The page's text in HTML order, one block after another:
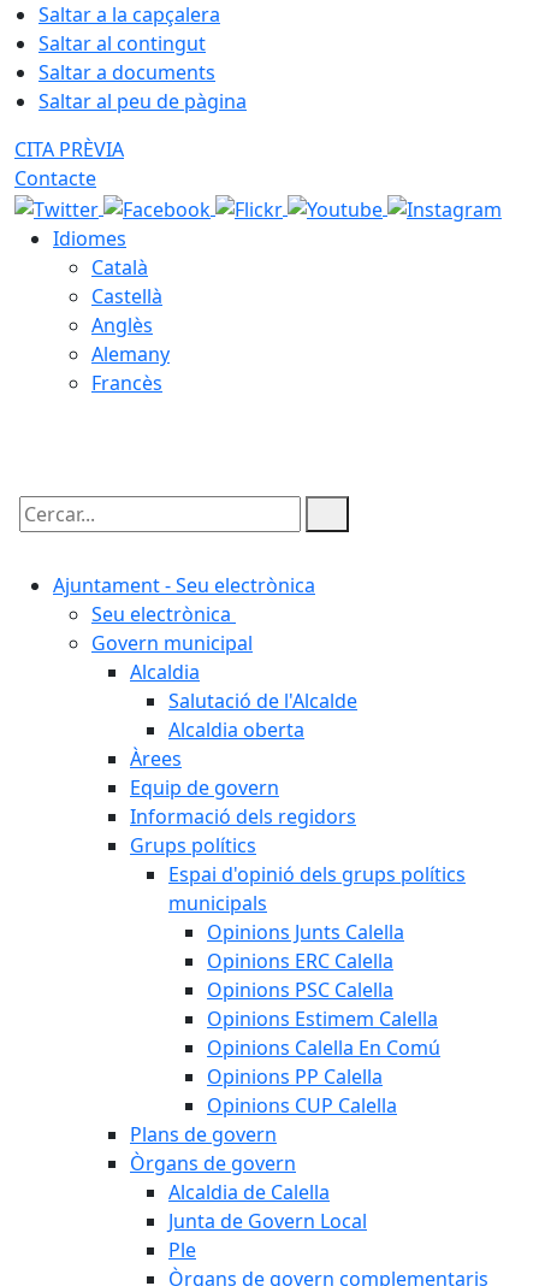
Saltar a la capçalera
Saltar al contingut
Saltar a documents
Saltar al peu de pàgina
CITA PRÈVIA
Contacte
Idiomes
Català
Castellà
Anglès
Alemany
Francès
Cercar:
Ajuntament - Seu electrònica
Seu electrònica
Govern municipal
Alcaldia
Salutació de l'Alcalde
Alcaldia oberta
Àrees
Equip de govern
Informació dels regidors
Grups polítics
Espai d'opinió dels grups polítics
municipals
Opinions Junts Calella
Opinions ERC Calella
Opinions PSC Calella
Opinions Estimem Calella
Opinions Calella En Comú
Opinions PP Calella
Opinions CUP Calella
Plans de govern
Òrgans de govern
Alcaldia de Calella
Junta de Govern Local
Ple
Òrgans de govern complementaris